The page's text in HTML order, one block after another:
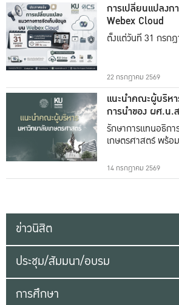
การเปลี่ยนแปลงก
Webex Cloud
ตั้งแต่วันที่ 31 กรก
22 กรกฎาคม 2569
แนะนำคณะผู้บริห
การนำของ ผศ.น.
ธรรม
รักษาการแทนอธิก
เกษตรศาสตร์ พร้อ
14 กรกฎาคม 2569
ข่าวนิสิต
ประชุม/สัมมนา/อบรม
การศึกษา